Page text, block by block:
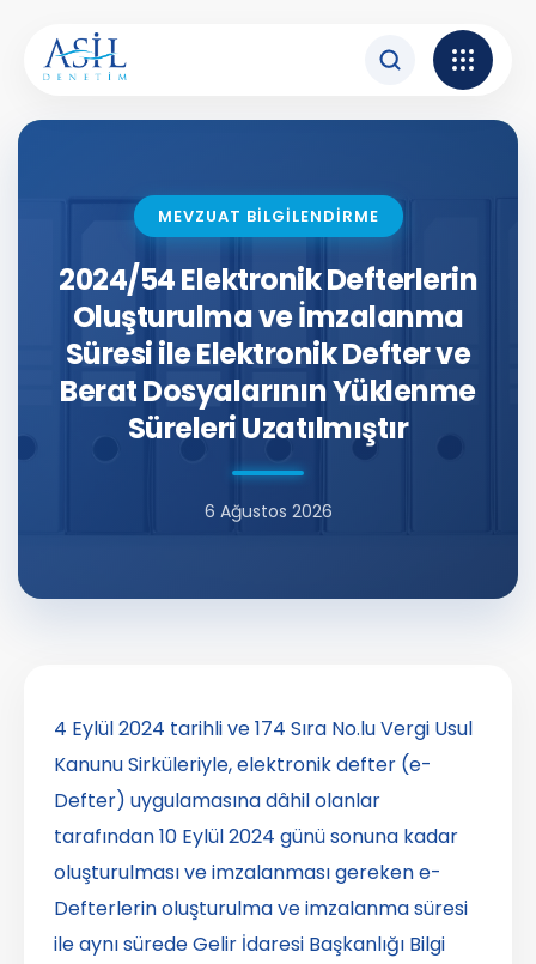
MEVZUAT BİLGİLENDİRME
2024/54 Elektronik Defterlerin
Oluşturulma ve İmzalanma
Süresi ile Elektronik Defter ve
Berat Dosyalarının Yüklenme
Süreleri Uzatılmıştır
6 Ağustos 2026
4 Eylül 2024 tarihli ve 174 Sıra No.lu Vergi Usul
Kanunu Sirküleriyle, elektronik defter (e-
Defter) uygulamasına dâhil olanlar
tarafından 10 Eylül 2024 günü sonuna kadar
oluşturulması ve imzalanması gereken e-
Defterlerin oluşturulma ve imzalanma süresi
ile aynı sürede Gelir İdaresi Başkanlığı Bilgi